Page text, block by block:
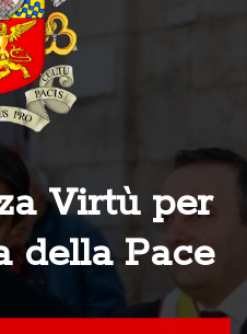
Virtù per
della Pace